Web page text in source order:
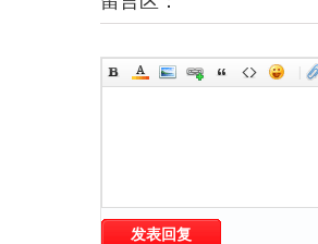
发表回复